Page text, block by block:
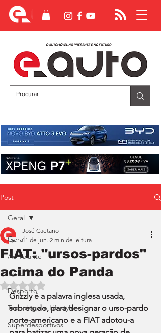
Post
Geral
Ao Volante
Teste
Desporto
Tecnologia e Lifestyle
Superdesportivos
Geral
FIAT: "ursos-pardos"
acima do Panda
José Caetano
11 de jun. 2 min de leitura
Avaliado com NaN de 5 estrelas.
Grizzly é a palavra inglesa usada,
sobretudo, para designar o urso-pardo
norte-americano e a FIAT adotou-a